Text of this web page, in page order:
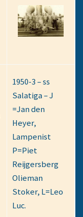
1950-3 – ss
Salatiga – J
=Jan den
Heyer,
Lampenist
P=Piet
Reijgersberg
Olieman
Stoker, L=Leo
Luc.